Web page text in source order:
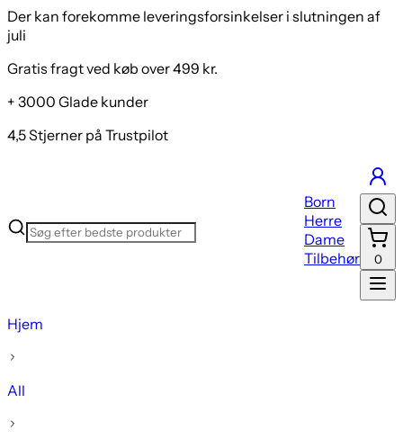
Der kan forekomme leveringsforsinkelser i slutningen af
juli
Gratis fragt ved køb over 499 kr.
+ 3000 Glade kunder
4,5 Stjerner på Trustpilot
Born
Herre
Dame
Tilbehør
0
Hjem
All